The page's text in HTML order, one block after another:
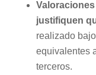
justifiquen
realizado
equivalentes
terceros.